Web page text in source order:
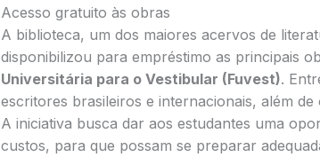
Acesso gratuito às obras
A biblioteca, um dos maiores acervos de
disponibilizou para empréstimo as principais
Universitária para o Vestibular (Fuvest).
escritores brasileiros e internacionais, além
A iniciativa busca dar aos estudantes uma
custos, para que possam se preparar